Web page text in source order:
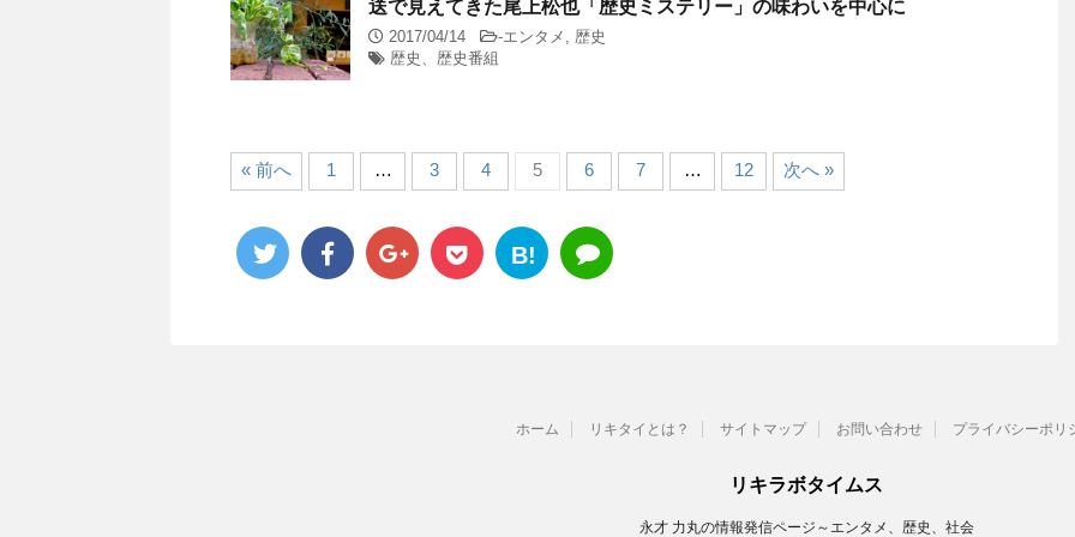
送で見えてきた尾上松也「歴史ミステリー」の味わいを中心に
2017/04/14 -エンタメ , 歴史
歴史、歴史番組
« 前へ 1 … 3 4 5 6 7 … 12 次へ »
B!
ホーム リキタイとは？ サイトマップ お問い合わせ プライバシーポリ
リキラボタイムス
永才 力丸の情報発信ページ～エンタメ、歴史、社会